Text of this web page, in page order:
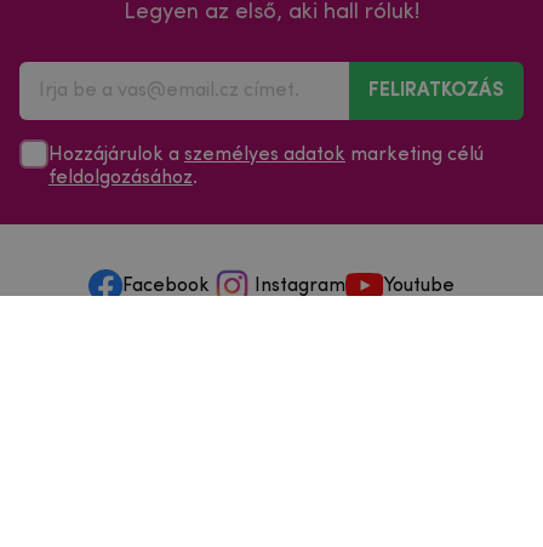
Legyen az első, aki hall róluk!
FELIRATKOZÁS
Hozzájárulok a személyes adatok marketing célú
feldolgozásához.
Facebook Instagram Youtube